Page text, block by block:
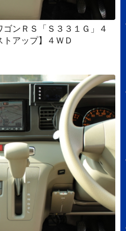
ゴンＲＳ「Ｓ３３１Ｇ」４
トアップ】４ＷＤ